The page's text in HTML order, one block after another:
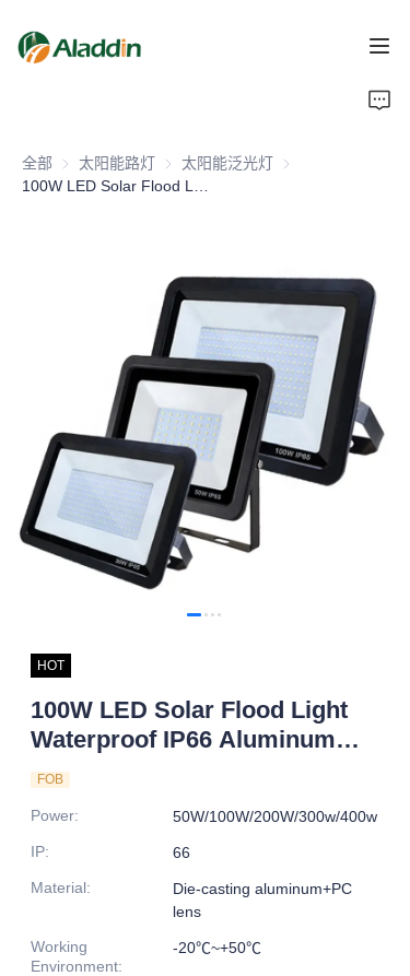
全部 太阳能路灯 太阳能路灯
太阳能泛光灯 太阳能泛光灯
HOT
100W LED Solar Flood Light
Waterproof IP66 Aluminum
Alloy Body with Sensor for
Price
FOB
Power:
50W/100W/200W/300w/400w
IP:
66
Material:
Die-casting aluminum+PC
lens
Working
Environment:
-20℃~+50℃
关于我们